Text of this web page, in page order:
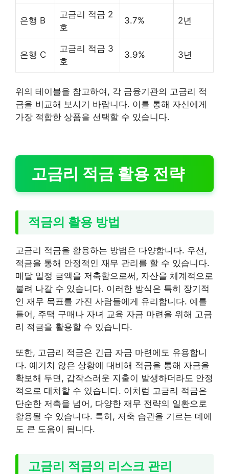
은행 B
고금리 적금 2
호
3.7% 2년
은행 C
고금리 적금 3
호
3.9% 3년
위의 테이블을 참고하여, 각 금융기관의 고금리 적
금을 비교해 보시기 바랍니다. 이를 통해 자신에게
가장 적합한 상품을 선택할 수 있습니다.
고금리 적금 활용 전략
적금의 활용 방법
고금리 적금을 활용하는 방법은 다양합니다. 우선,
적금을 통해 안정적인 재무 관리를 할 수 있습니다.
매달 일정 금액을 저축함으로써, 자산을 체계적으로
불려 나갈 수 있습니다. 이러한 방식은 특히 장기적
인 재무 목표를 가진 사람들에게 유리합니다. 예를
들어, 주택 구매나 자녀 교육 자금 마련을 위해 고금
리 적금을 활용할 수 있습니다.
또한, 고금리 적금은 긴급 자금 마련에도 유용합니
다. 예기치 않은 상황에 대비해 적금을 통해 자금을
확보해 두면, 갑작스러운 지출이 발생하더라도 안정
적으로 대처할 수 있습니다. 이처럼 고금리 적금은
단순한 저축을 넘어, 다양한 재무 전략의 일환으로
활용될 수 있습니다. 특히, 저축 습관을 기르는 데에
도 큰 도움이 됩니다.
고금리 적금의 리스크 관리